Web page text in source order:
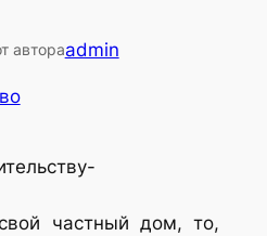
автораadmin
частный дом, то,